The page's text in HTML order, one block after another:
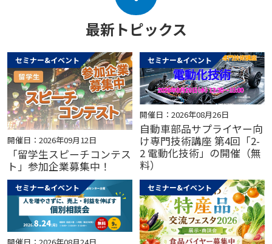
最新トピックス
セミナー&イベント
開催日：2026年09月12日
「留学生スピーチコンテス
ト」参加企業募集中！
セミナー&イベント
開催日：2026年08月26日
自動車部品サプライヤー向
け専門技術講座 第4回「2-
2 電動化技術」の開催（無
料）
セミナー&イベント セミナー&イベント